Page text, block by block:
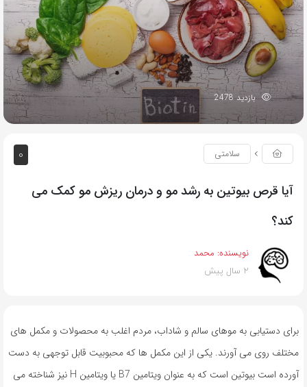
بازدید 2478
0 سلامتی
آیا قرص بیوتین به رشد مو و درمان ریزش مو کمک می
کند؟
نویسنده: محمد
2 سال پیش
برای دستیابی به موهای سالم و شاداب، مردم اغلب به محصولات و مکمل های
مختلف روی می آورند. یکی از این مکمل ها که محبوبیت قابل توجهی به دست
آورده است بیوتین است که به عنوان ویتامین B7 یا ویتامین H نیز شناخته می